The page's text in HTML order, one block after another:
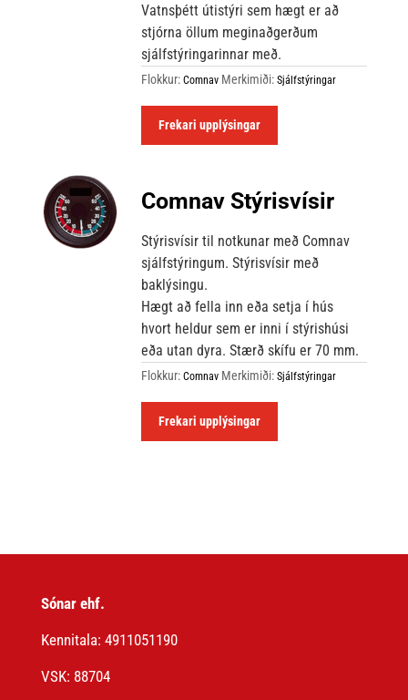
Vatnsþétt útistýri sem hægt er að
stjórna öllum meginaðgerðum
sjálfstýringarinnar með.
Flokkur:Comnav Merkimiði:Sjálfstýringar
Frekari upplýsingar
Comnav Stýrisvísir
Stýrisvísir til notkunar með Comnav
sjálfstýringum. Stýrisvísir með
baklýsingu.
Hægt að fella inn eða setja í hús
hvort heldur sem er inni í stýrishúsi
eða utan dyra. Stærð skífu er 70 mm.
Flokkur:Comnav Merkimiði:Sjálfstýringar
Frekari upplýsingar
Sónar ehf.
Kennitala: 4911051190
VSK: 88704